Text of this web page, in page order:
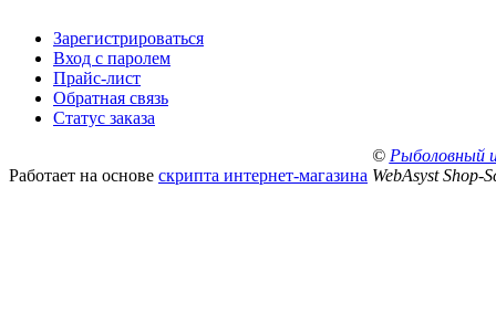
Зарегистрироваться
Вход с паролем
Прайс-лист
Обратная связь
Статус заказа
© Рыболовный
Работает на основе скрипта интернет-магазина WebAsyst Shop-